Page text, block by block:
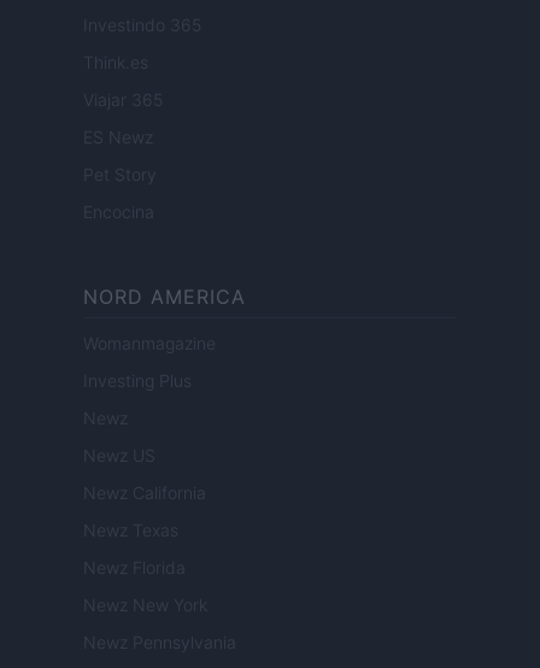
Investindo 365
Think.es
Viajar 365
ES Newz
Pet Story
Encocina
NORD AMERICA
Womanmagazine
Investing Plus
Newz
Newz US
Newz California
Newz Texas
Newz Florida
Newz New York
Newz Pennsylvania